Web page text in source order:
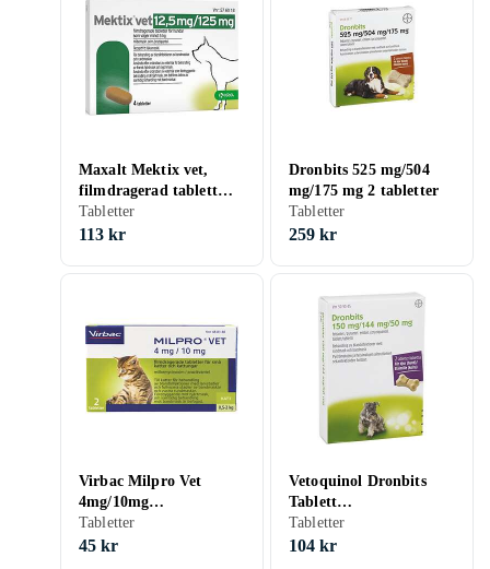
Maxalt Mektix vet,
filmdragerad tablett
12,5 mg/125 mg 4
tablett(er)
Tabletter
113 kr
Dronbits 525 mg/504
mg/175 mg 2 tabletter
Tabletter
259 kr
Virbac Milpro Vet
4mg/10mg
Filmdragerade
Tabletter för Små
Tabletter
45 kr
Vetoquinol Dronbits
Tablett
150mg/144mg/50mg 2st
Tabletter
104 kr